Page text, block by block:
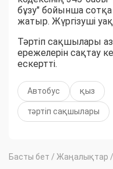
бұзу" бойынша сотқа
жатыр. Жүргізуші
Тәртіп сақшылары
ережелерін сақтау
ескертті.
Автобус қыз
тәртіп сақшылары
Басты бет / Жаңалықтар /